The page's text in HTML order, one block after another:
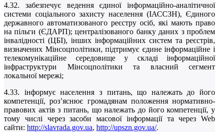
4.32. забезпечує ведення єдиної інформаційно-аналітичної
системи соціального захисту населення (ІАССЗН), Єдиного
державного автоматизованого реєстру осіб, які мають право
на пільги (ЄДАРП); централізованого банку даних з проблем
інвалідності (ЦБІ), інших інформаційних систем та реєстрів,
визначених Мінсоцполітики, підтримує єдине інформаційне і
телекомунікаційне середовище у складі інформаційної
інфраструктури Мінсоцполітики та власний сегмент
локальної мережі;
4.33. інформує населення з питань, що належать до його
компетенції, роз’яснює громадянам положення нормативно-
правових актів з питань, що належать до його компетенції, у
тому числі через засоби масової інформації та через Web
сайти: http://slavrada.gov.ua, http://upszn.gov.ua/.